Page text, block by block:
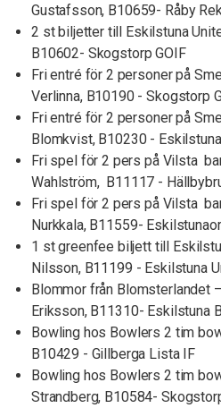
Gustafsson, B10659- Råby
2 st biljetter till Eskilstuna
B10602- Skogstorp GOIF
Fri entré för 2 personer på
Verlinna, B10190 - Skogstorp
Fri entré för 2 personer på
Blomkvist, B10230 -
Fri spel för 2 pers på Vilsta
Wahlström, B11117 -
Fri spel för 2 pers på Vilsta
Nurkkala, B11559-
1 st greenfee biljett till
Nilsson, B11199 - Eskilstuna
Blommor från Blomsterlandet
Eriksson, B11310- Eskilstuna
Bowling hos Bowlers 2 tim
B10429 - Gillberga Lista IF
Bowling hos Bowlers 2 tim
Strandberg, B10584-